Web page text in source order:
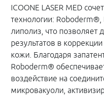
ICOONE LASER MED
технологии:
липолиз, что позволяет
результатов в
кожи. Благодаря
Roboderm®
воздействие на
микровакуоли,